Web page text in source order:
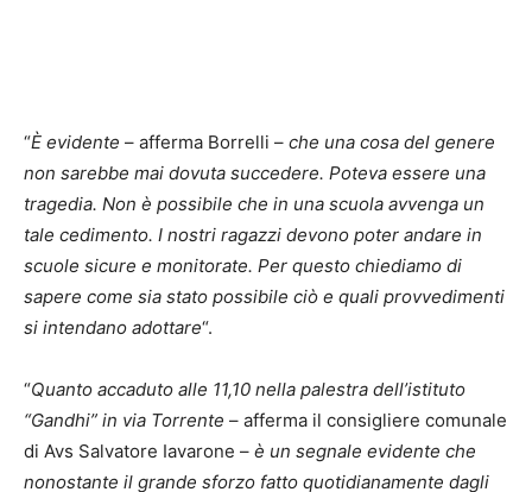
“È evidente – afferma Borrelli – che una cosa del genere
non sarebbe mai dovuta succedere. Poteva essere una
tragedia. Non è possibile che in una scuola avvenga un
tale cedimento. I nostri ragazzi devono poter andare in
scuole sicure e monitorate. Per questo chiediamo di
sapere come sia stato possibile ciò e quali provvedimenti
si intendano adottare“.
“Quanto accaduto alle 11,10 nella palestra dell’istituto
“Gandhi” in via Torrente – afferma il consigliere comunale
di Avs Salvatore Iavarone – è un segnale evidente che
nonostante il grande sforzo fatto quotidianamente dagli